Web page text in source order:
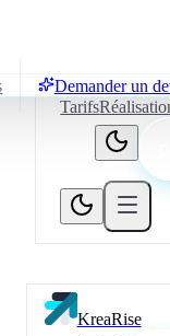
Demander un
Tarifs
KreaRise